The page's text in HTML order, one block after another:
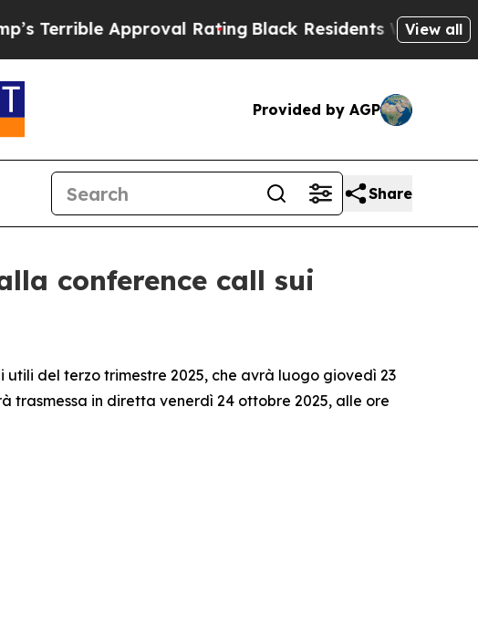
Approval RatingBlack Residents Warned ofView all
Provided by AGP
Share
conference call sui
utili del terzo trimestre 2025, che avrà luogo giovedì 23
trasmessa in diretta venerdì 24 ottobre 2025, alle ore